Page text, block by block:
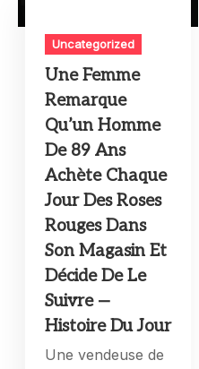
Uncategorized
Une Femme
Remarque
Qu’un Homme
De 89 Ans
Achète Chaque
Jour Des Roses
Rouges Dans
Son Magasin Et
Décide De Le
Suivre —
Histoire Du Jour
Une vendeuse de